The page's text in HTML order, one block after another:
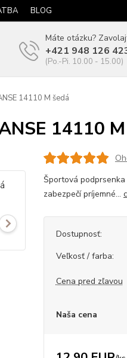
BLOG
Máte otázku?
+421 948 126
(Po.-Pi. 10.00 - 15.00)
14110 M šedá
14110
Športová
zabezpečí príjemné...
Dostupnosť:
Veľkosť / farba:
Cena pred zľavou
Naša cena